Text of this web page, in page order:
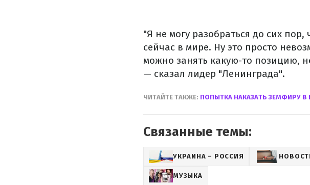
"Я не могу разобраться до сих
сейчас в мире. Ну это просто
можно занять какую-то позицию,
— сказал лидер "Ленинграда".
ЧИТАЙТЕ ТАКЖЕ: ПОПЫТКА НАКАЗАТЬ ЗЕМФИРУ
Связанные темы:
УКРАИНА – РОССИЯ
МУЗЫКА